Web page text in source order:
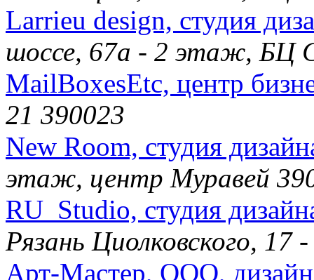
Larrieu design, студия
шоссе, 67а - 2 этаж, БЦ
MailBoxesEtc, центр
21 390023
New Room, студия
этаж, центр Муравей
RU_Studio, студия
Рязань Циолковского,
Арт-Мастер, ООО,